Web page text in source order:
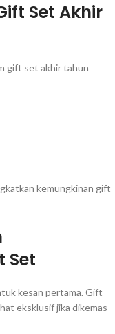
Set Akhir
gift set akhir tahun
kemungkinan gift
Set
kesan pertama. Gift
eksklusif jika dikemas